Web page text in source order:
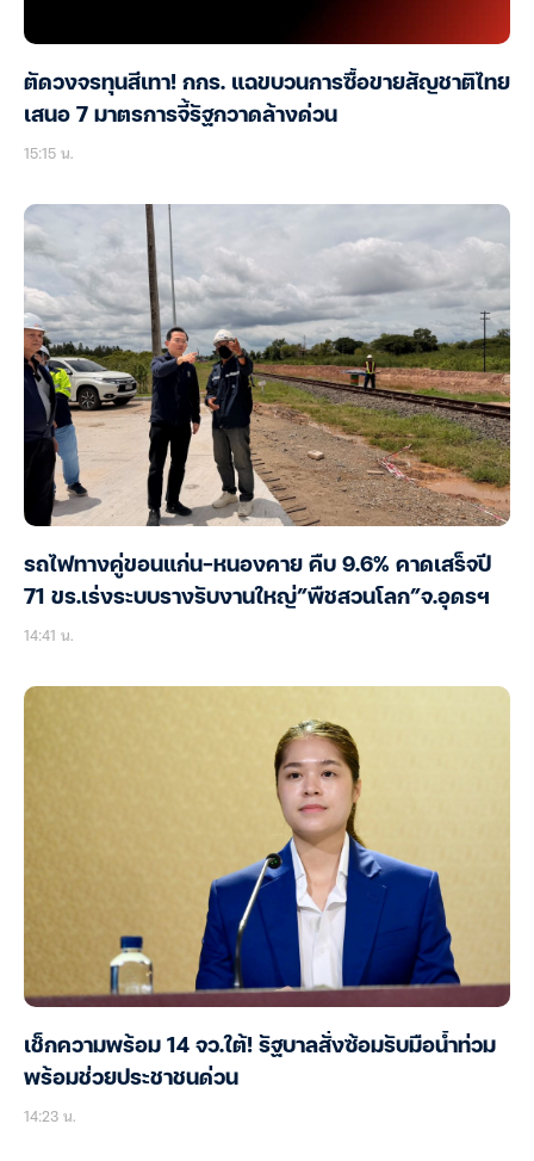
ตัดวงจรทุนสีเทา! กกร. แฉขบวนการซื้อขายสัญชาติไทย
เสนอ 7 มาตรการจี้รัฐกวาดล้างด่วน
15:15 น.
รถไฟทางคู่ขอนแก่น-หนองคาย คืบ 9.6% คาดเสร็จปี
71 ขร.เร่งระบบรางรับงานใหญ่”พืชสวนโลก”จ.อุดรฯ
14:41 น.
เช็กความพร้อม 14 จว.ใต้! รัฐบาลสั่งซ้อมรับมือน้ำท่วม
พร้อมช่วยประชาชนด่วน
14:23 น.